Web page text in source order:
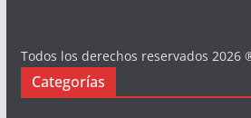
Todos los derechos reservados 2026
Categorías